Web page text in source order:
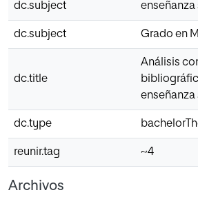
dc.subject enseñanza
dc.subject Grado en
dc.title
Análisis
enseñanza
dc.type
reunir.tag ~4
Archivos